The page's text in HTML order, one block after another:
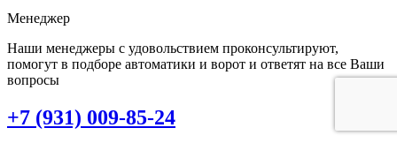
Менеджер
Наши менеджеры с удовольствием проконсультируют,
помогут в подборе автоматики и ворот и ответят на все Ваши
вопросы
+7 (931) 009-85-24